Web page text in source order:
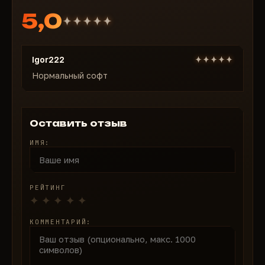
использовании (visible check + legit mode).
Почему ARCANE — топ-выбор для Fortnite в 2026?
Гибкий Aimbot— отдельные настройки под
каждый тип оружия, Prediction для движущихся
целей, Legit/Rage режимы
Полный ESP— 2D/Box, Skeleton, Held Weapon
Line
Mystic), сундуки, ammo boxes, vehicles, ziplines
MISC— No Recoil, Crosshair, Out of Arrows — всё
position
Config-система— создавай/сохраняй/загружай/
удаляй конфиги — пресеты под разные режимы
5,0
Igor222
Нормальный софт
Оставить отзыв
ИМЯ:
РЕЙТИНГ
КОММЕНТАРИЙ: